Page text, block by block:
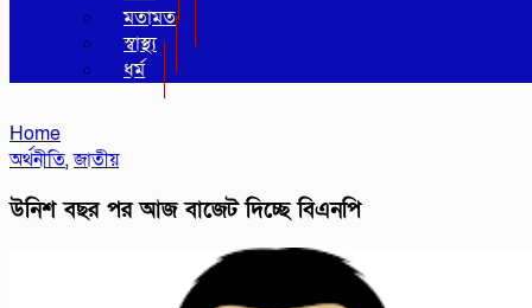
মতামত
স্বাস্থ্য
ধর্ম
Home
অর্থনীতি,জাতীয়
উনিশ বছর পর আজ বাজেট দিচ্ছে বিএনপি